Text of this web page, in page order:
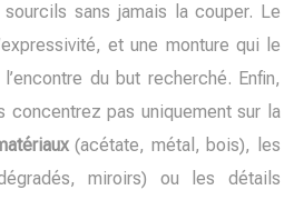
sans jamais la couper. Le
et une monture qui le
du but recherché. Enfin,
concentrez pas uniquement sur la
(acétate, métal, bois), les
miroirs) ou les détails